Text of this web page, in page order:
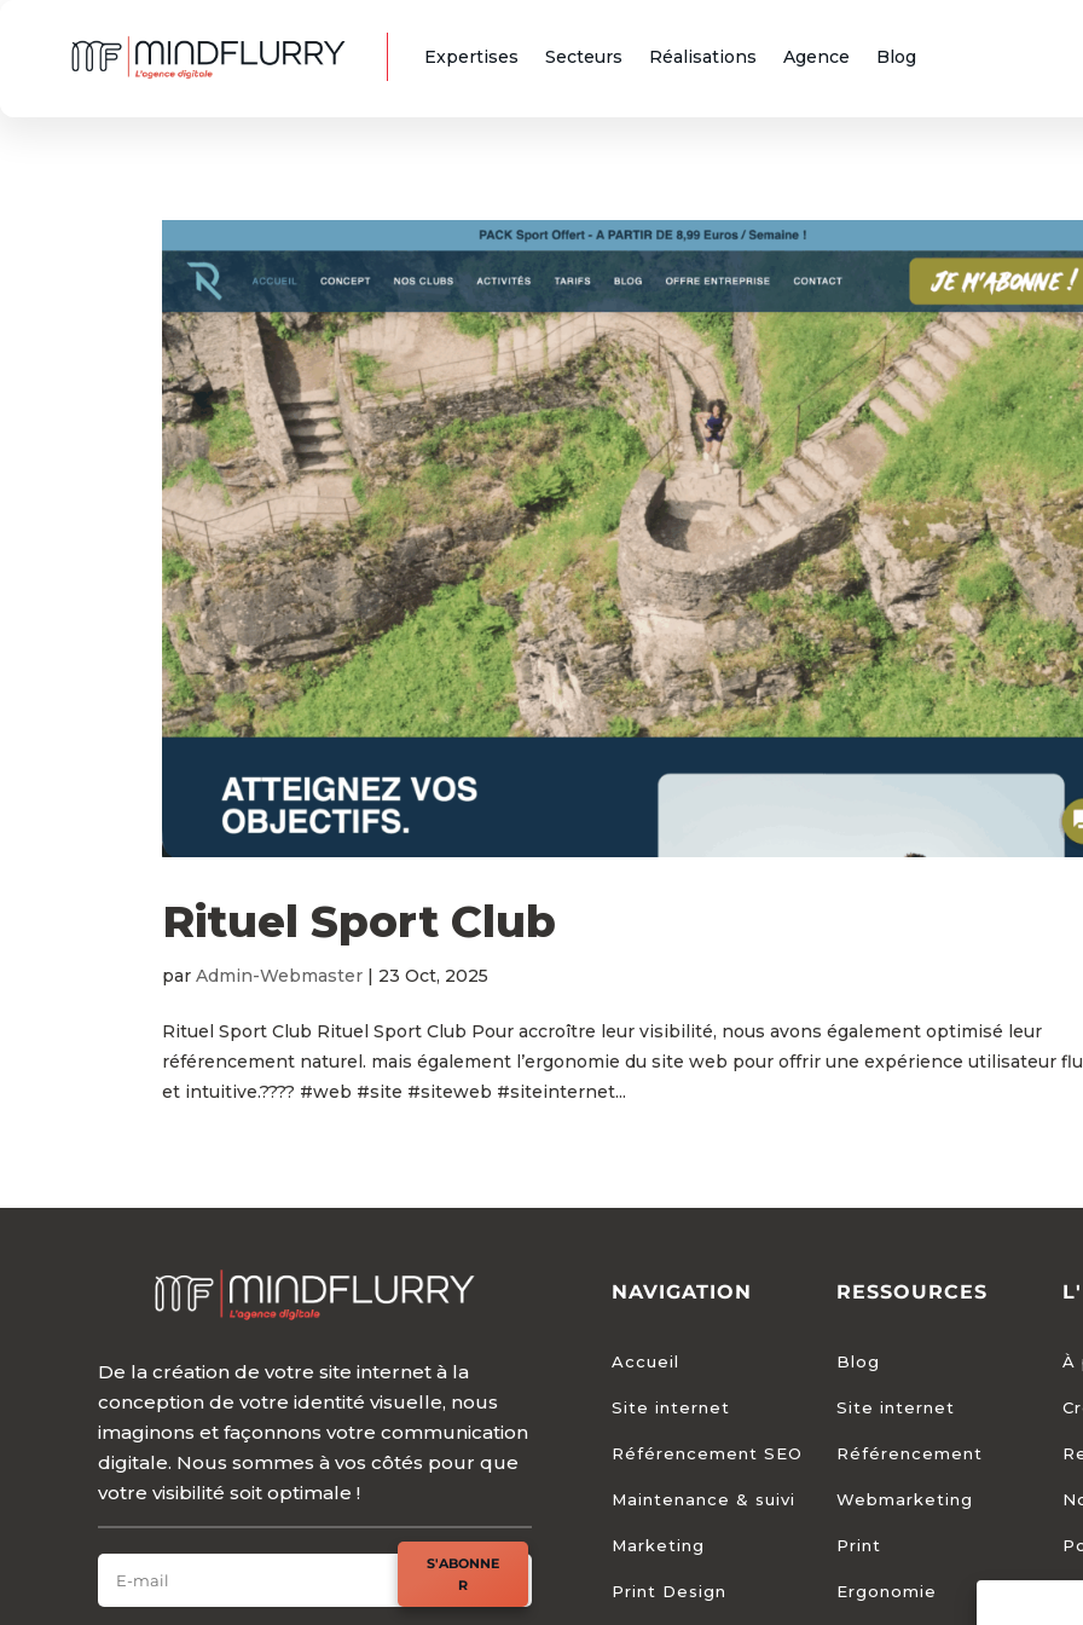
Expertises Secteurs Réalisations Agence Blog
Rituel Sport Club
parAdmin-Webmaster 23 Oct, 2025
Rituel Sport Club Rituel Sport Club Pour accroître leur visibilité, nous avons également optimisé leur
référencement naturel. mais également l’ergonomie du site web pour offrir une expérience utilisateur
et intuitive.???? #web #site #siteweb #siteinternet...
De la création de votre site internet à la
conception de votre identité visuelle, nous
imaginons et façonnons votre communication
digitale. Nous sommes à vos côtés pour que
votre visibilité soit optimale !
SOUSCRIRE À NOTRE (SUPER) NEWSLETTER
S'ABONNE
R
NAVIGATION
Accueil
Site internet
Référencement SEO
Maintenance & suivi
Marketing
Print Design
RESSOURCES
Blog
Site internet
Référencement
Webmarketing
Print
Ergonomie
À